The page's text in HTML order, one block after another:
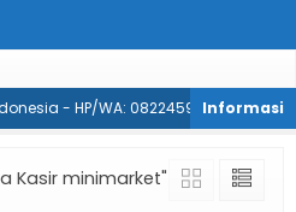
- HP/WA: 082245959954
Kasir minimarket"